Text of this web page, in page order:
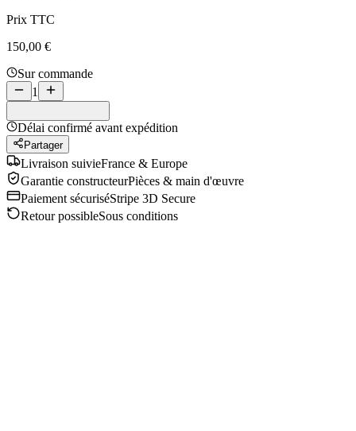
Prix TTC
150,00 €
Sur commande
1
Délai confirmé avant expédition
Partager
Livraison suivieFrance & Europe
Garantie constructeurPièces & main d'œuvre
Paiement sécuriséStripe 3D Secure
Retour possibleSous conditions